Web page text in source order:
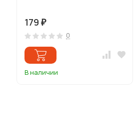
179 ₽
0
В наличии